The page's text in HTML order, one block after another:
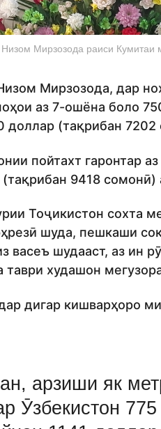
Низом Мирзозода раиси Кумитаи
Мирзозода, дар
аз 7-ошёна боло
доллар (тақрибан
пойтахт гаронтар
9418 сомонӣ)
Тоҷикистон сохта
шуда, пешкаши
васеъ шудааст, аз ин
таври худашон
дигар кишварҳоро
арзиши як
Ӯзбекистон